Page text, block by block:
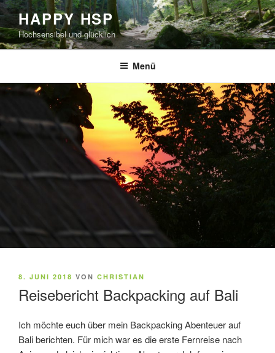
Zum
Inhalt
springen
HAPPY HSP
Hochsensibel und glücklich
Menü
VERÖFFENTLICHT
8. JUNI 2018 VON CHRISTIAN
Reisebericht Backpacking auf Bali
Ich möchte euch über mein Backpacking Abenteuer auf
Bali berichten. Für mich war es die erste Fernreise nach